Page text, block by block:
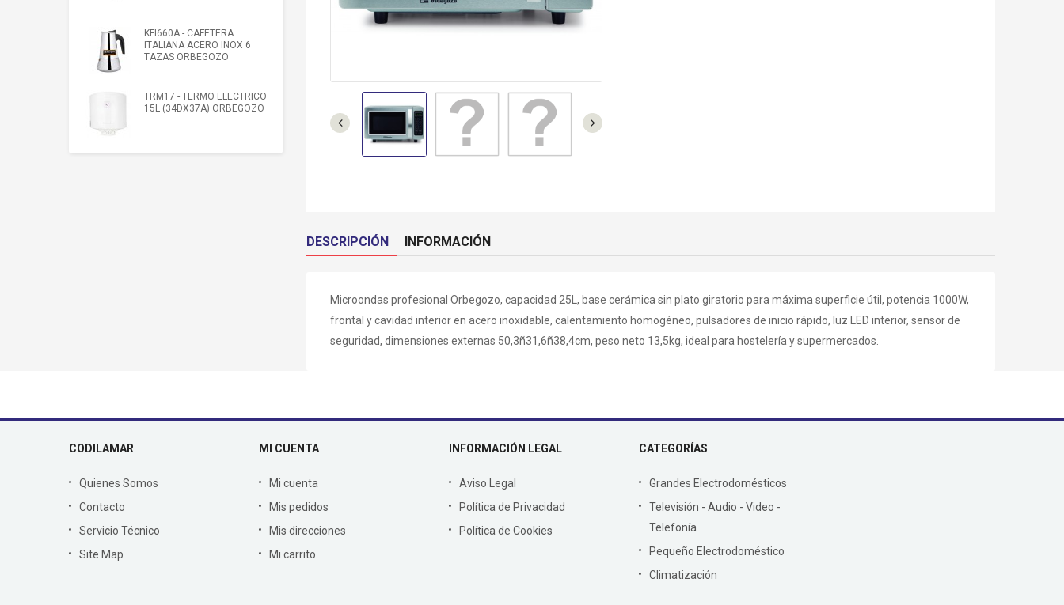
KFI660A - CAFETERA
ITALIANA ACERO INOX 6
TAZAS ORBEGOZO
TRM17 - TERMO ELECTRICO
15L (34DX37A) ORBEGOZO
DO4230IN - PLACA VITRO
2F ANALOGICA SUNFEEL
DESCRIPCIÓN INFORMACIÓN
Microondas profesional Orbegozo, capacidad 25L, base cerámica sin plato giratorio para máxima superficie útil, potencia 1000W,
frontal y cavidad interior en acero inoxidable, calentamiento homogéneo, pulsadores de inicio rápido, luz LED interior, sensor de
seguridad, dimensiones externas 50,3ñ31,6ñ38,4cm, peso neto 13,5kg, ideal para hostelería y supermercados.
CODILAMAR
Quienes Somos
Contacto
Servicio Técnico
Site Map
MI CUENTA
Mi cuenta
Mis pedidos
Mis direcciones
Mi carrito
INFORMACIÓN LEGAL
Aviso Legal
Política de Privacidad
Política de Cookies
CATEGORÍAS
Grandes Electrodomésticos
Televisión - Audio - Video -
Telefonía
Pequeño Electrodoméstico
Climatización